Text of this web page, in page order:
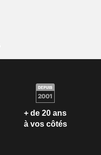
+ de 20 ans
à vos côtés